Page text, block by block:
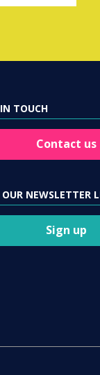
TOUCH
Contact us
OUR NEWSLETTER
Sign up